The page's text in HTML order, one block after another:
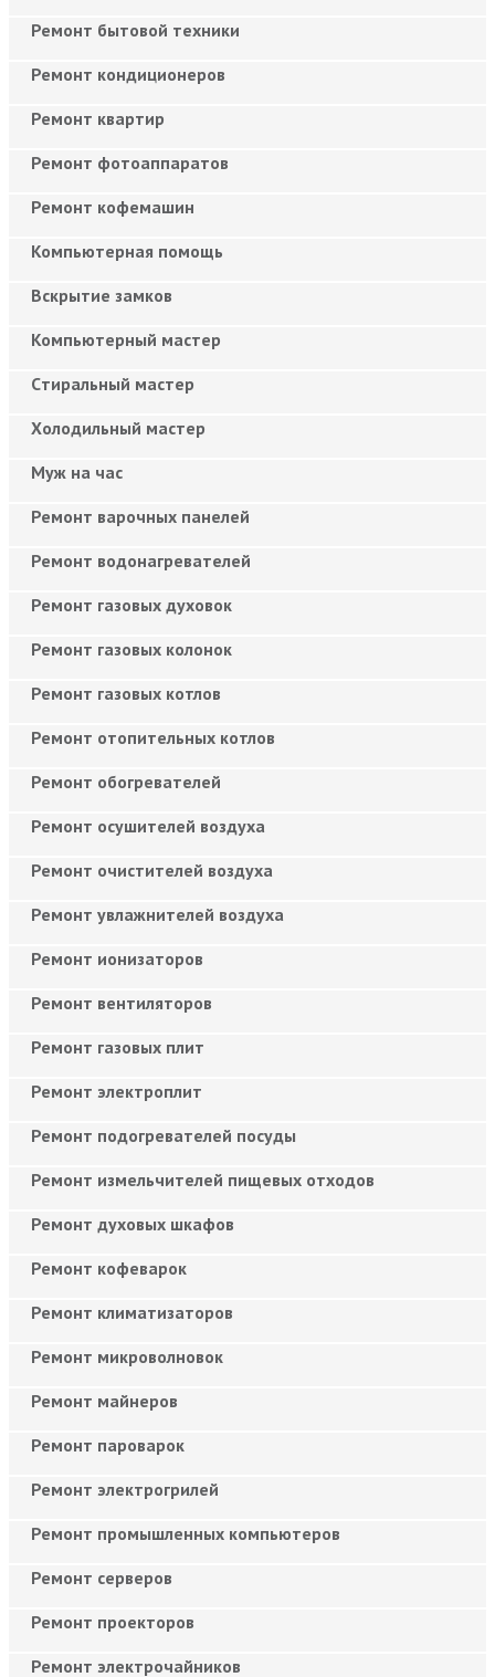
Ремонт бытовой техники
Ремонт кондиционеров
Ремонт квартир
Ремонт фотоаппаратов
Ремонт кофемашин
Компьютерная помощь
Вскрытие замков
Компьютерный мастер
Cтиральный мастер
Холодильный мастер
Муж на час
Ремонт варочных панелей
Ремонт водонагревателей
Ремонт газовых духовок
Ремонт газовых колонок
Ремонт газовых котлов
Ремонт отопительных котлов
Ремонт обогревателей
Ремонт осушителей воздуха
Ремонт очистителей воздуха
Ремонт увлажнителей воздуха
Ремонт ионизаторов
Ремонт вентиляторов
Ремонт газовых плит
Ремонт электроплит
Ремонт подогревателей посуды
Ремонт измельчителей пищевых отходов
Ремонт духовых шкафов
Ремонт кофеварок
Ремонт климатизаторов
Ремонт микроволновок
Ремонт майнеров
Ремонт пароварок
Ремонт электрогрилей
Ремонт промышленных компьютеров
Ремонт серверов
Ремонт проекторов
Ремонт электрочайников